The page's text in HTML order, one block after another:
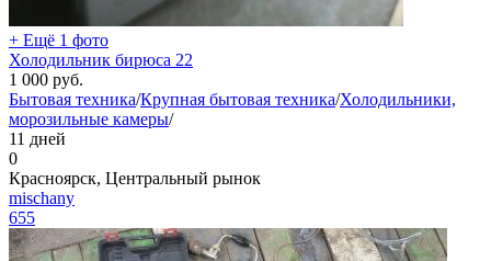
+ Ещё 1 фото
Холодильник бирюса 22
1 000 руб.
Бытовая техника/Крупная бытовая техника/Холодильники,
морозильные камеры/
11 дней
0
Красноярск, Центральный рынок
mischany
655